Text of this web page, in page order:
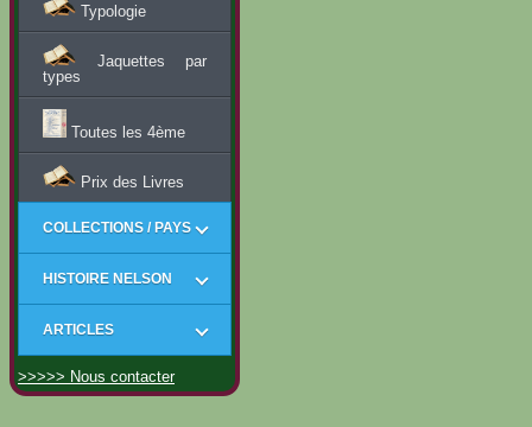
Typologie
Jaquettes par
types
Toutes les 4ème
Prix des Livres
COLLECTIONS / PAYS
HISTOIRE NELSON
ARTICLES
>>>>> Nous contacter